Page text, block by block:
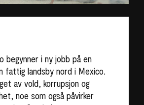
begynner i ny jobb på en
fattig landsby nord i Mexico.
av vold, korrupsjon og
noe som også påvirker